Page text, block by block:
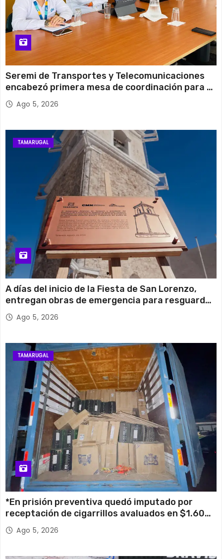
Seremi de Transportes y Telecomunicaciones
encabezó primera mesa de coordinación para el
retiro de cables en desuso en Iquique
Ago 5, 2026
TAMARUGAL
A días del inicio de la Fiesta de San Lorenzo,
entregan obras de emergencia para resguardar
su histórico campanario
Ago 5, 2026
TAMARUGAL
*En prisión preventiva quedó imputado por
receptación de cigarrillos avaluados en $1.600
millones*
Ago 5, 2026